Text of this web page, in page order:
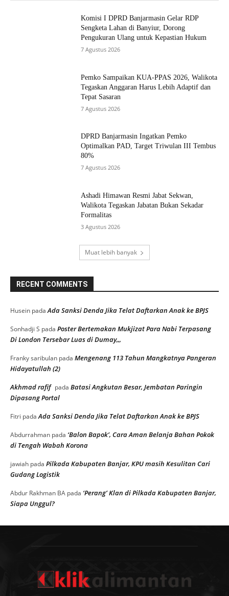
Komisi I DPRD Banjarmasin Gelar RDP
Sengketa Lahan di Banyiur, Dorong
Pengukuran Ulang untuk Kepastian Hukum
7 Agustus 2026
Pemko Sampaikan KUA-PPAS 2026, Walikota
Tegaskan Anggaran Harus Lebih Adaptif dan
Tepat Sasaran
7 Agustus 2026
DPRD Banjarmasin Ingatkan Pemko
Optimalkan PAD, Target Triwulan III Tembus
80%
7 Agustus 2026
Ashadi Himawan Resmi Jabat Sekwan,
Walikota Tegaskan Jabatan Bukan Sekadar
Formalitas
3 Agustus 2026
Muat lebih banyak
RECENT COMMENTS
Husein padaAda Sanksi Denda Jika Telat Daftarkan Anak ke BPJS
Sonhadji S pada Poster Bertemakan Mukjizat Para Nabi Terpasang
Di London Tersebar Luas di Dumay,,,
Franky saribulan pada Mengenang 113 Tahun Mangkatnya Pangeran
Hidayatullah (2)
Akhmad rafif pada Batasi Angkutan Besar, Jembatan Paringin
Dipasang Portal
Fitri padaAda Sanksi Denda Jika Telat Daftarkan Anak ke BPJS
Abdurrahman pada ‘Balon Bapok’, Cara Aman Belanja Bahan Pokok
di Tengah Wabah Korona
jawiah pada Pilkada Kabupaten Banjar, KPU masih Kesulitan Cari
Gudang Logistik
Abdur Rakhman BA pada ‘Perang’ Klan di Pilkada Kabupaten Banjar,
Siapa Unggul?